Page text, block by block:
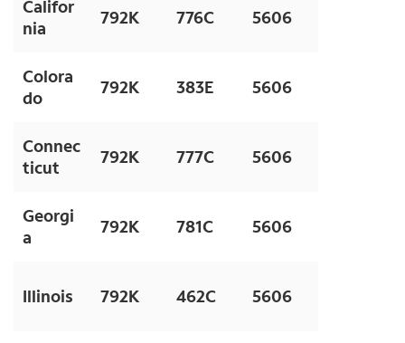
Califor
nia
792K 776C 5606
Colora
do
792K 383E 5606
Connec
ticut
792K 777C 5606
Georgi
a
792K 781C 5606
Illinois 792K 462C 5606